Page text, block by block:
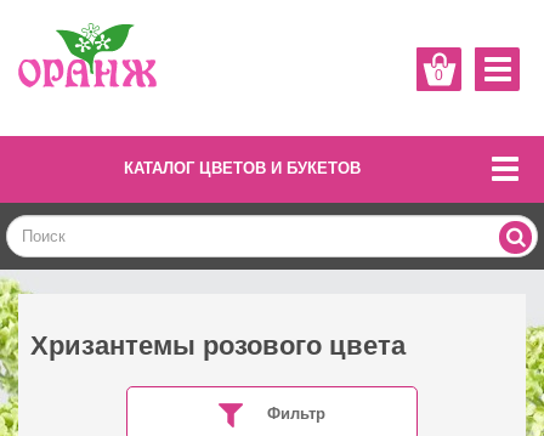
0
КАТАЛОГ ЦВЕТОВ И БУКЕТОВ
Хризантемы розового цвета
Фильтр